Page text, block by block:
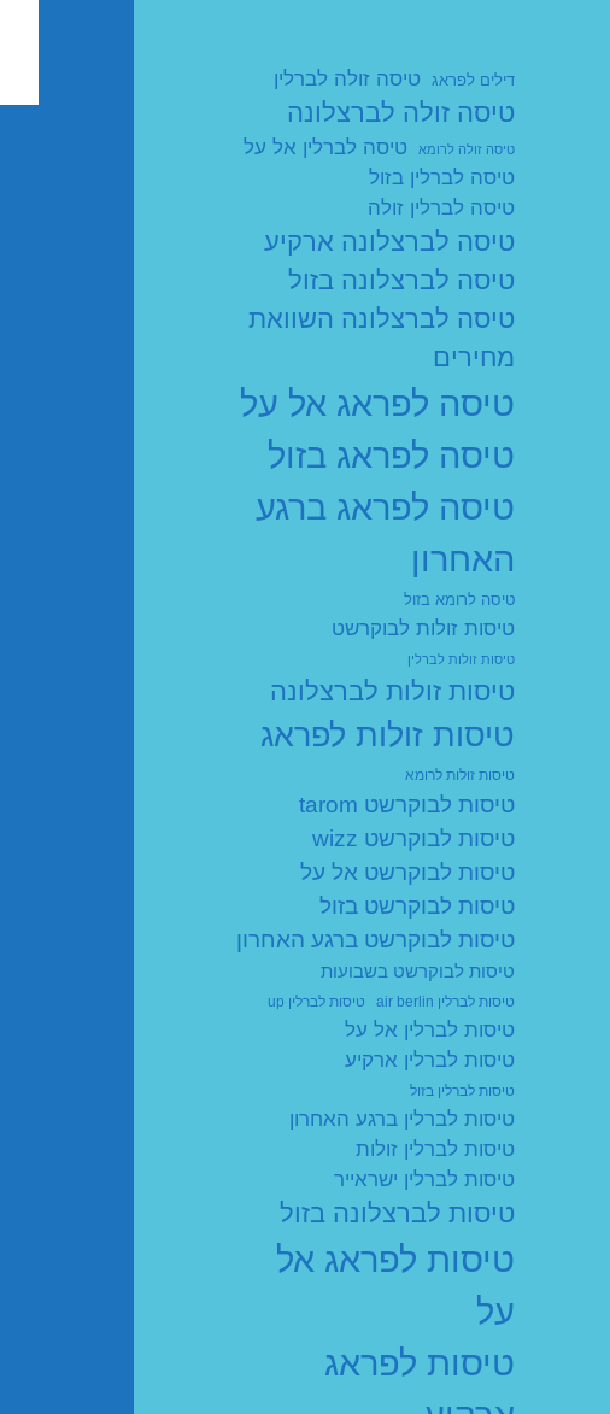
דילים לפראג טיסה זולה לברלין
טיסה זולה לברצלונה
טיסה זולה לרומא
טיסה לברלין אל על
טיסה לברלין בזול
טיסה לברלין זולה
טיסה לברצלונה ארקיע
טיסה לברצלונה בזול
טיסה לברצלונה השוואת
מחירים
טיסה לפראג אל על
טיסה לפראג בזול
טיסה לפראג ברגע
האחרון
טיסה לרומא בזול
טיסות זולות לבוקרשט
טיסות זולות לברלין
טיסות זולות לברצלונה
טיסות זולות לפראג
טיסות זולות לרומא
טיסות לבוקרשט tarom
טיסות לבוקרשט wizz
טיסות לבוקרשט אל על
טיסות לבוקרשט בזול
טיסות לבוקרשט ברגע האחרון
טיסות לבוקרשט בשבועות
טיסות לברלין air berlin טיסות לברלין up
טיסות לברלין אל על
טיסות לברלין ארקיע
טיסות לברלין בזול
טיסות לברלין ברגע האחרון
טיסות לברלין זולות
טיסות לברלין ישראייר
טיסות לברצלונה בזול
טיסות לפראג אל
על
טיסות לפראג